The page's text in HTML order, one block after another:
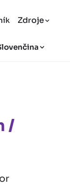
Zdroje
/